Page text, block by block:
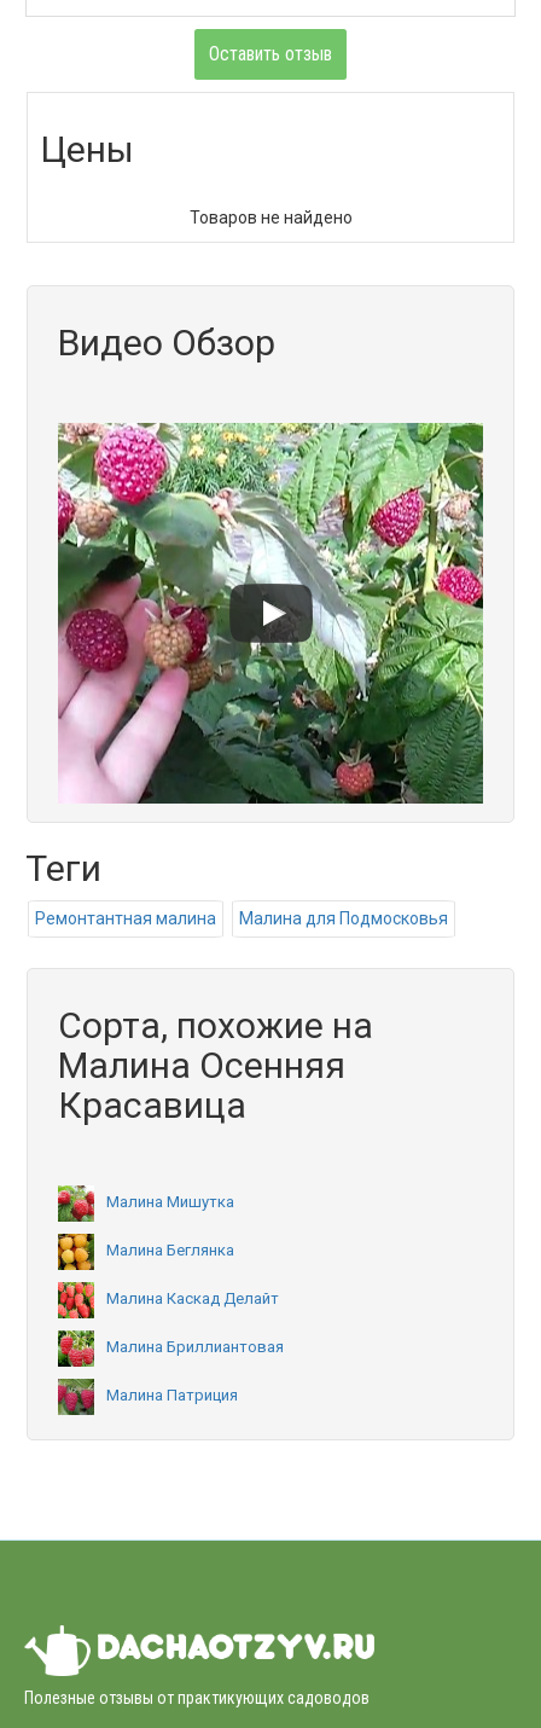
Оставить отзыв
Цены
Товаров не найдено
Видео Обзор
Теги
Ремонтантная малина Малина для Подмосковья
Сорта, похожие на
Малина Осенняя
Красавица
Малина Мишутка
Малина Беглянка
Малина Каскад Делайт
Малина Бриллиантовая
Малина Патриция
Полезные отзывы от практикующих садоводов